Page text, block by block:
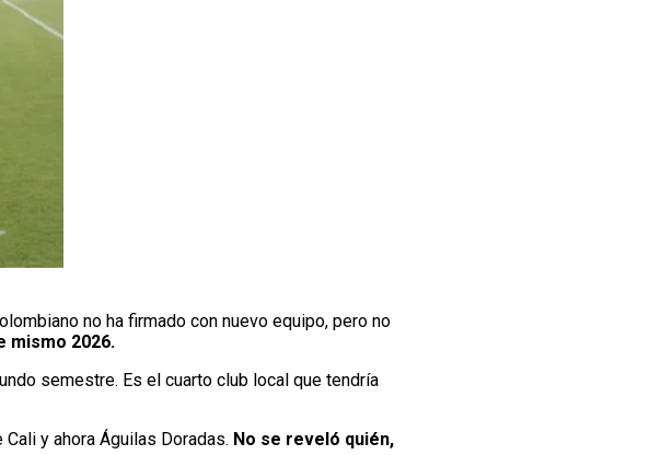
no ha firmado con nuevo equipo, pero no
mismo 2026.
semestre. Es el cuarto club local que tendría
y ahora Águilas Doradas. No se reveló quién,